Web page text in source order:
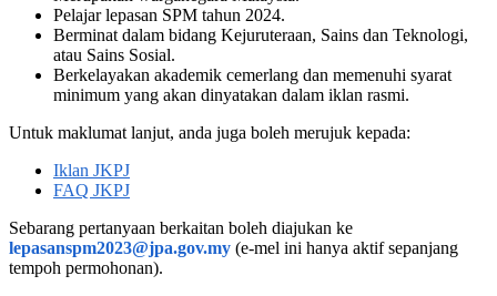
Pelajar lepasan SPM tahun 2024.
Berminat dalam bidang Kejuruteraan, Sains dan Teknologi,
atau Sains Sosial.
Berkelayakan akademik cemerlang dan memenuhi syarat
minimum yang akan dinyatakan dalam iklan rasmi.
Untuk maklumat lanjut, anda juga boleh merujuk kepada:
Iklan JKPJ
FAQ JKPJ
Sebarang pertanyaan berkaitan boleh diajukan ke
lepasanspm2023@jpa.gov.my (e-mel ini hanya aktif sepanjang
tempoh permohonan).